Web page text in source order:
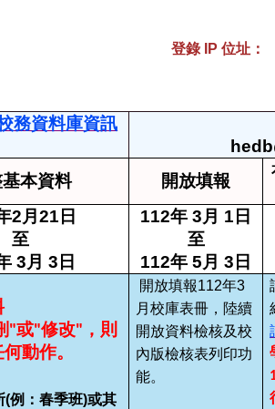
登錄 IP 位址：
務資料庫資訊
本資料 開放填報
2月21日
至
3月 3日
112年 3月 1 日
至
112年 5月 3日
"或"修改"，則
動作。
(例：春季班)或其
開放填報112年3
月校庫表冊 ，陸續
開放資料檢核及校
內版檢核表列印功
能。